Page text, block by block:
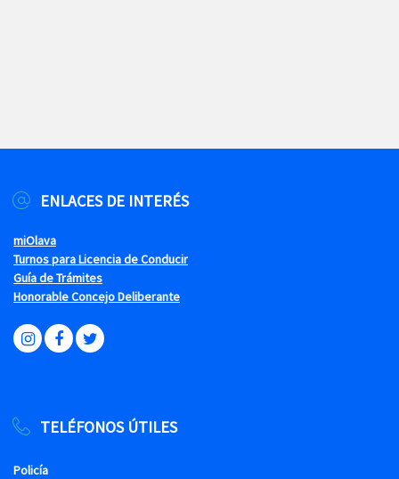
ENLACES DE INTERÉS
miOlava
Turnos para Licencia de Conducir
Guía de Trámites
Honorable Concejo Deliberante
TELÉFONOS ÚTILES
Policía